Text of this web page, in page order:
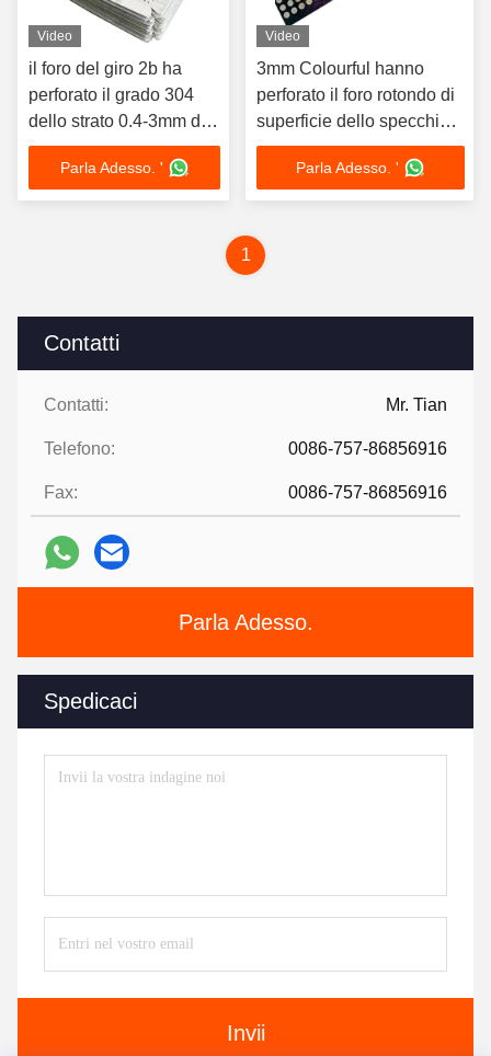
Contatti
Contatti: Mr. Tian
Telefono: 0086-757-86856916
Fax: 0086-757-86856916
Parla Adesso.
Spedicaci
Invii
Video
il foro del giro 2b ha
perforato il grado 304
dello strato 0.4-3mm di
acciaio inossidabile
Parla Adesso. '
Video
3mm Colourful hanno
perforato il foro rotondo di
superficie dello specchio
dello strato di acciaio
inossidabile
Parla Adesso. '
1